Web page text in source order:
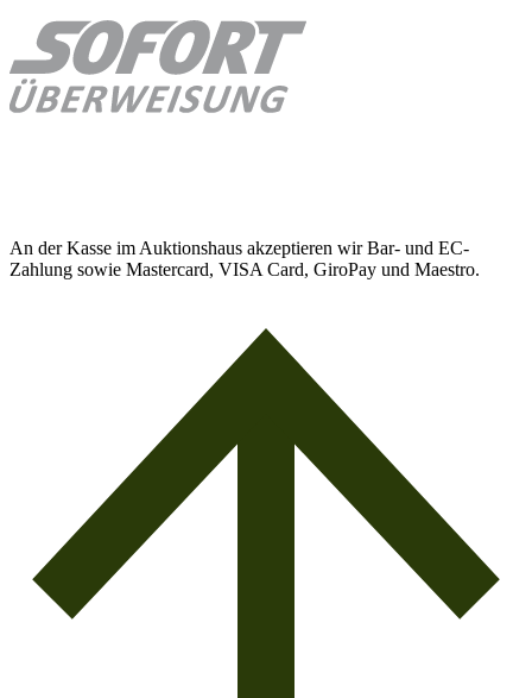
An der Kasse im Auktionshaus akzeptieren wir Bar- und EC-
Zahlung sowie Mastercard, VISA Card, GiroPay und Maestro.